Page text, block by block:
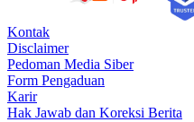
Kontak
Disclaimer
Pedoman Media Siber
Form Pengaduan
Karir
Hak Jawab dan Koreksi Berita